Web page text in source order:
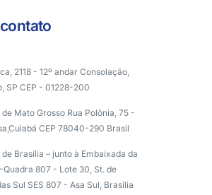
2118 - 12º andar Consolação,
SP CEP - 01228-200
Mato Grosso Rua Polônia, 75 -
CEP 78040-290 Brasil
Brasília – junto à Embaixada da
Quadra 807 - Lote 30, St. de
Sul SES 807 - Asa Sul, Brasília